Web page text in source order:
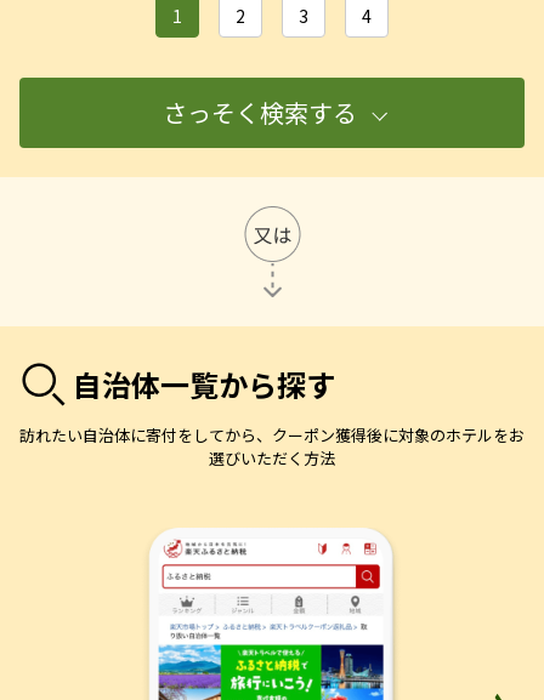
さっそく検索する
自治体一覧から探す
訪れたい自治体に寄付をしてから、クーポン獲得後に対象のホテルをお
選びいただく方法